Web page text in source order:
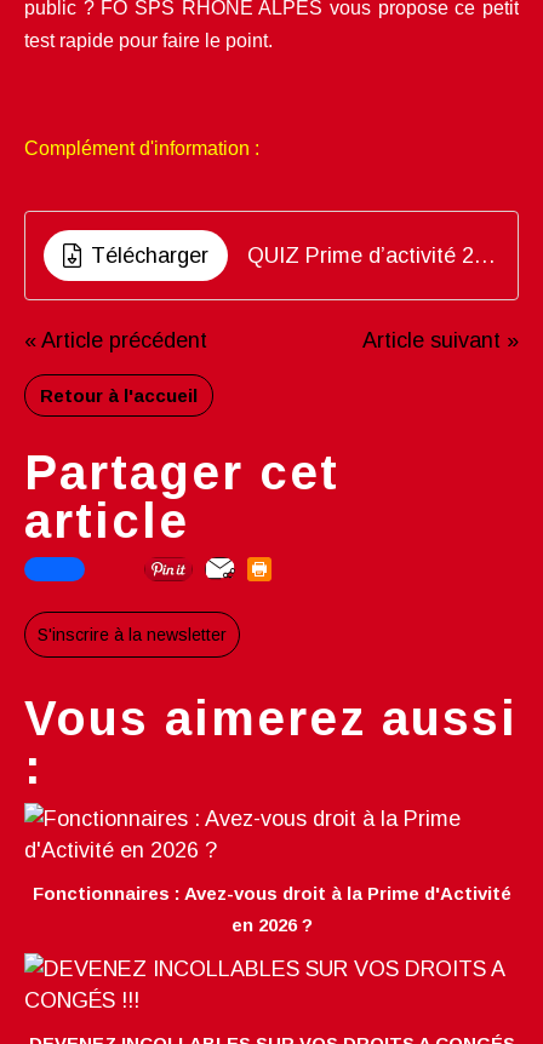
public ? FO SPS RHONE ALPES vous propose ce petit
test rapide pour faire le point.
Complément d'information :
Télécharger QUIZ Prime d’activité 2026, testez vos connaissances !
« Article précédent Article suivant »
Retour à l'accueil
Partager cet
article
S'inscrire à la newsletter
Vous aimerez aussi
:
Fonctionnaires : Avez-vous droit à la Prime d'Activité
en 2026 ?